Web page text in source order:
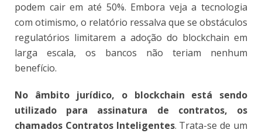
podem cair em até 50%. Embora veja a tecnologia
com otimismo, o relatório ressalva que se obstáculos
regulatórios limitarem a adoção do blockchain em
larga escala, os bancos não teriam nenhum
benefício.
No âmbito jurídico, o blockchain está sendo
utilizado para assinatura de contratos, os
chamados Contratos Inteligentes. Trata-se de um